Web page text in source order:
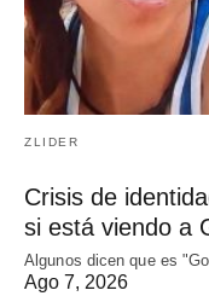
ZLIDER
Crisis de
si está viendo a
Algunos dicen que es
Ago 7, 2026